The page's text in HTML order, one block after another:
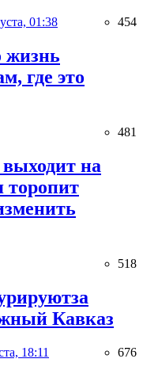
01:38 454
жизнь
где это
481
на
торопит
518
Кавказ
18:11 676